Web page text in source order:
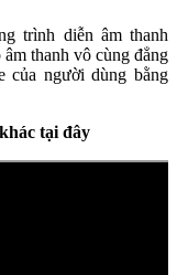
trình diễn âm thanh
thanh vô cùng đẳng
của người dùng bằng
tại đây